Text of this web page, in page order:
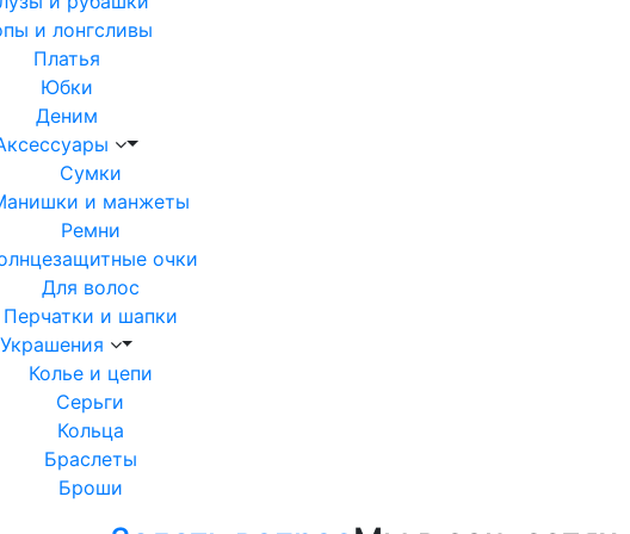
и лонгсливы
Платья
Юбки
Деним
Сумки
и манжеты
Ремни
очки
Для волос
Перчатки и шапки
Украшения
Колье и цепи
Серьги
Кольца
Браслеты
Броши